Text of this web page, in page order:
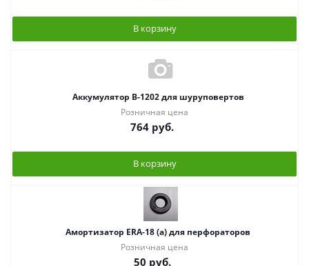
В корзину
Аккумулятор В-1202 для шуруповертов
Розничная цена
764 руб.
В корзину
Амортизатор ERA-18 (а) для перфораторов
Розничная цена
50 руб.